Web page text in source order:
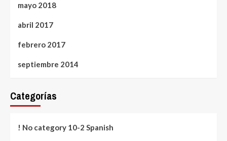
mayo 2018
abril 2017
febrero 2017
septiembre 2014
Categorías
! No category 10-2 Spanish